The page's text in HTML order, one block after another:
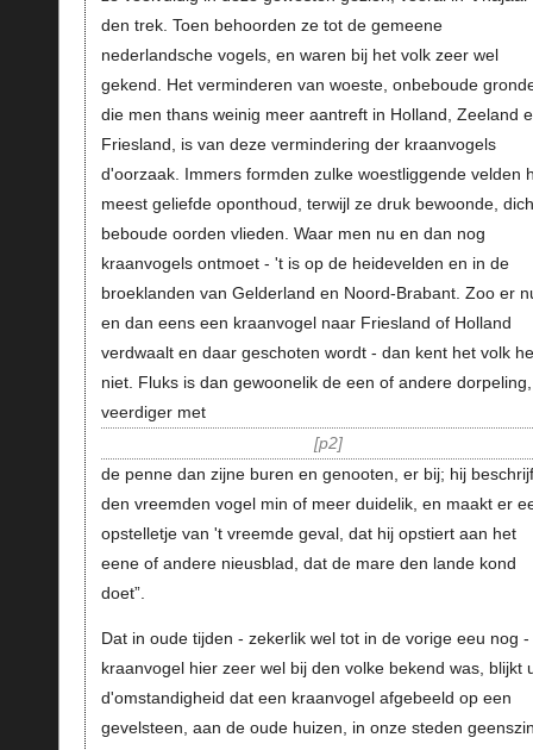
den trek. Toen behoorden ze tot de gemeene
nederlandsche vogels, en waren bij het volk zeer wel
gekend. Het verminderen van woeste, onbeboude
die men thans weinig meer aantreft in Holland, Zeeland
Friesland, is van deze vermindering der kraanvogels
d'oorzaak. Immers formden zulke woestliggende velden
meest geliefde oponthoud, terwijl ze druk bewoonde,
beboude oorden vlieden. Waar men nu en dan nog
kraanvogels ontmoet - 't is op de heidevelden en in de
broeklanden van Gelderland en Noord-Brabant. Zoo er
en dan eens een kraanvogel naar Friesland of Holland
verdwaalt en daar geschoten wordt - dan kent het volk
niet. Fluks is dan gewoonelik de een of andere dorpeling,
veerdiger met
p2
de penne dan zijne buren en genooten, er bij; hij
den vreemden vogel min of meer duidelik, en maakt er
opstelletje van 't vreemde geval, dat hij opstiert aan het
eene of andere nieusblad, dat de mare den lande kond
doet”.
Dat in oude tijden - zekerlik wel tot in de vorige eeu nog -
kraanvogel hier zeer wel bij den volke bekend was, blijkt
d'omstandigheid dat een kraanvogel afgebeeld op een
gevelsteen, aan de oude huizen, in onze steden